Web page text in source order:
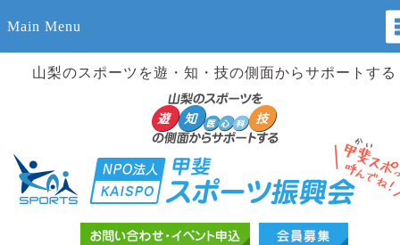
Main Menu
山梨のスポーツを遊・知・技の側面からサポートする